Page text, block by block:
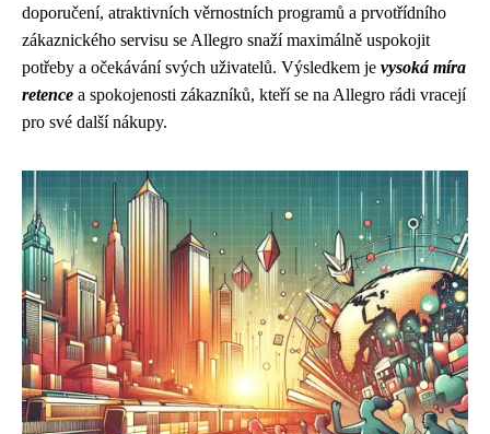
doporučení, atraktivních věrnostních programů a prvotřídního
zákaznického servisu se Allegro snaží maximálně uspokojit
potřeby a očekávání svých uživatelů. Výsledkem je vysoká míra
retence a spokojenosti zákazníků, kteří se na Allegro rádi vracejí
pro své další nákupy.